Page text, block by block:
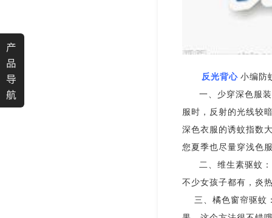
反光背心 小编防
一、少穿深色服装
服时，反射的光线较
深色衣服的诱蚊指数
您夏季也尽量穿浅色
二、维生素驱蚊：
不少女孩子都有，炎
三、橘色窗帘驱蚊
产
品
导
航